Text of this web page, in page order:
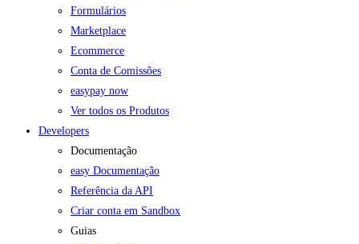
Formulários
Marketplace
Ecommerce
Conta de Comissões
easypay now
Ver todos os Produtos
Developers
Documentação
easy Documentação
Referência da API
Criar conta em Sandbox
Guias